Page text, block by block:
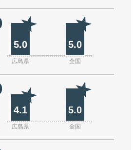
5.0 5.0
広島県 全国
4.1 5.0
広島県 全国